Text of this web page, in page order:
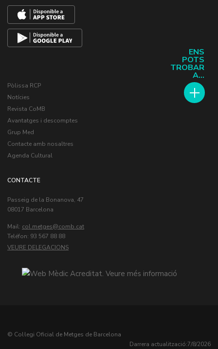
ENS
POTS
TROBAR
A...
Pòlissa RCP
Notícies
Revista CoMB
Avantatges i descomptes
Grup Med
Contacte amb nosaltres
Agenda Cultural
CONTACTE
Passeig de la Bonanova, 47
08017 Barcelona
Mail: col.metges
Teléfon: 93 567 88 88
VEURE DELEGACIONS
© Col·legi Oficial de Metges de Barcelona
Darrera actualització:7/8/2026